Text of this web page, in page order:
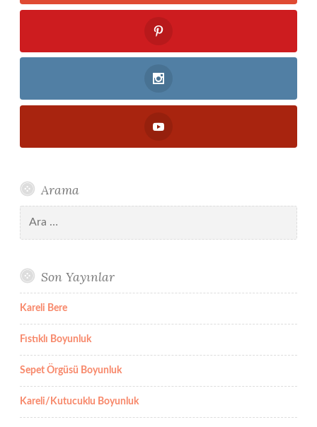
Arama
Son Yayınlar
Kareli Bere
Fıstıklı Boyunluk
Sepet Örgüsü Boyunluk
Kareli/Kutucuklu Boyunluk